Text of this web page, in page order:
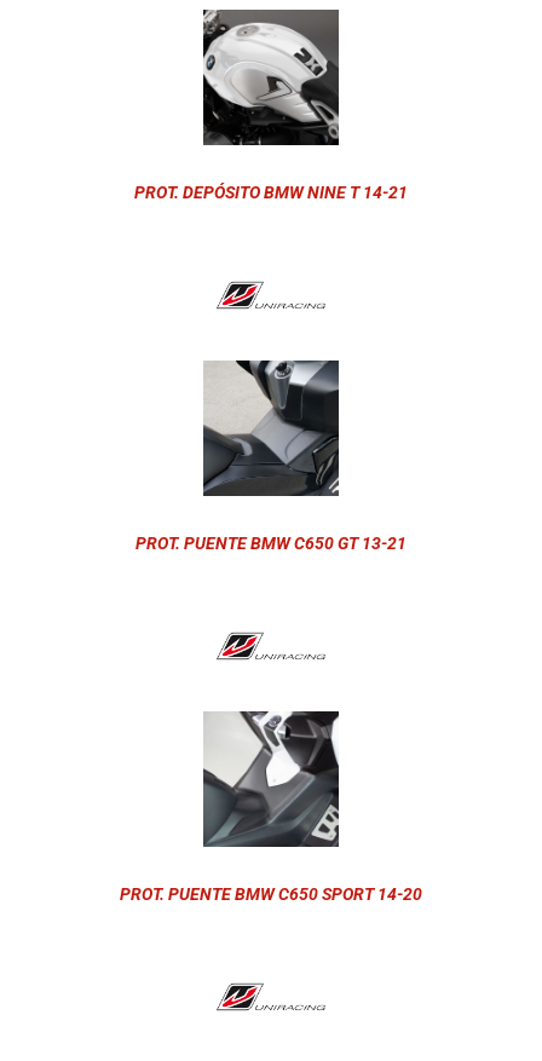
PROT. DEPÓSITO BMW NINE T 14-21
PROT. PUENTE BMW C650 GT 13-21
PROT. PUENTE BMW C650 SPORT 14-20